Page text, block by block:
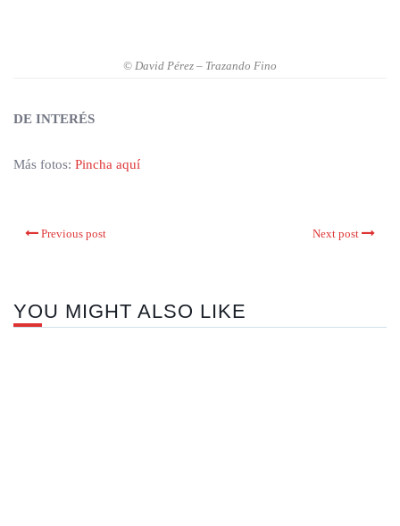
© David Pérez – Trazando Fino
DE INTERÉS
Más fotos: Pincha aquí
Previous post Next post
YOU MIGHT ALSO LIKE